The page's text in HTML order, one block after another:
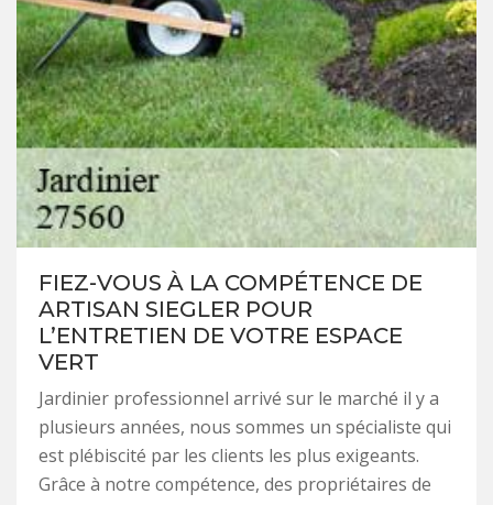
FIEZ-VOUS À LA COMPÉTENCE DE
ARTISAN SIEGLER POUR
L’ENTRETIEN DE VOTRE ESPACE
VERT
Jardinier professionnel arrivé sur le marché il y a
plusieurs années, nous sommes un spécialiste qui
est plébiscité par les clients les plus exigeants.
Grâce à notre compétence, des propriétaires de